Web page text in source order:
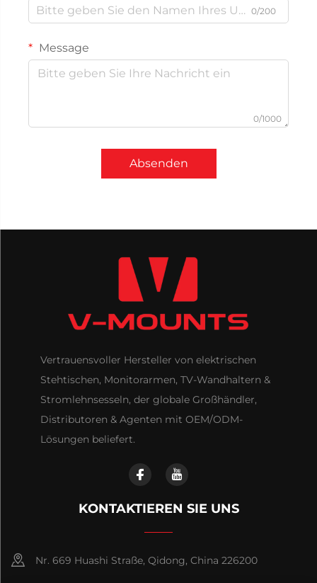
0/200
Message
0/1000
Absenden
Vertrauensvoller Hersteller von elektrischen
Stehtischen, Monitorarmen, TV-Wandhaltern &
Stromlehnsesseln, der globale Großhändler,
Distributoren & Agenten mit OEM/ODM-
Lösungen beliefert.
KONTAKTIEREN SIE UNS
Nr. 669 Huashi Straße, Qidong, China 226200